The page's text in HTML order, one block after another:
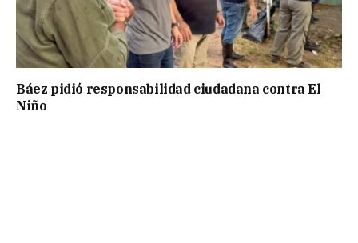
Báez pidió responsabilidad ciudadana contra El
Niño